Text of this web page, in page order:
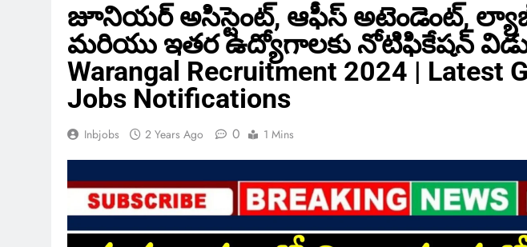
జూనియర్ అసిస్టెంట్, ఆఫీస్ అటెండెంట్,
మరియు ఇతర ఉద్యోగాలకు నోటిఫికేషన్
Warangal Recruitment 2024 | Latest
Jobs Notifications
Inbjobs 2 Years Ago 0 1 Mins